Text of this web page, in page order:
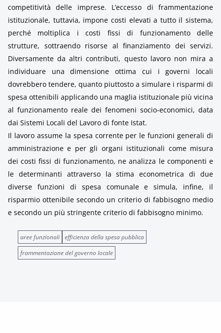
competitività delle imprese. L’eccesso di frammentazione
istituzionale, tuttavia, impone costi elevati a tutto il sistema,
perché moltiplica i costi fissi di funzionamento delle
strutture, sottraendo risorse al finanziamento dei servizi.
Diversamente da altri contributi, questo lavoro non mira a
individuare una dimensione ottima cui i governi locali
dovrebbero tendere, quanto piuttosto a simulare i risparmi di
spesa ottenibili applicando una maglia istituzionale più vicina
al funzionamento reale dei fenomeni socio-economici, data
dai Sistemi Locali del Lavoro di fonte Istat.
Il lavoro assume la spesa corrente per le funzioni generali di
amministrazione e per gli organi istituzionali come misura
dei costi fissi di funzionamento, ne analizza le componenti e
le determinanti attraverso la stima econometrica di due
diverse funzioni di spesa comunale e simula, infine, il
risparmio ottenibile secondo un criterio di fabbisogno medio
e secondo un più stringente criterio di fabbisogno minimo.
aree funzionali efficienza della spesa pubblica
frammentazione del governo locale